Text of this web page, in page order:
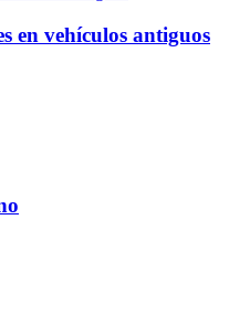
en vehículos antiguos